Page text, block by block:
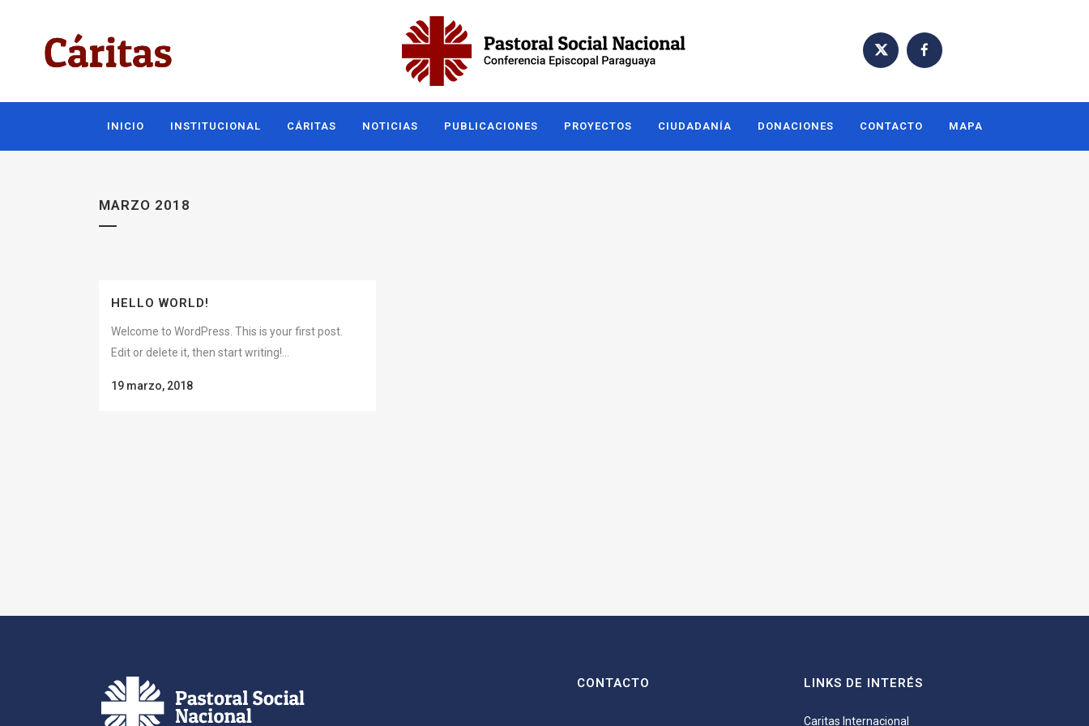
INICIO INSTITUCIONAL CÁRITAS NOTICIAS PUBLICACIONES PROYECTOS CIUDADANÍA DONACIONES CONTACTO MAPA
MARZO 2018
HELLO WORLD!
Welcome to WordPress. This is your first post.
Edit or delete it, then start writing!...
19 marzo, 2018
CONTACTO LINKS DE INTERÉS
Caritas Internacional